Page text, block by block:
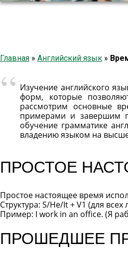
Главная » Английский язык »
Изучение английского
форм, которые
рассмотрим основные
примерами и завершим
обучение грамматике
владению языком на
ПРОСТОЕ
Простое настоящее время
Структура: S/He/It + V1 (для всех
Пример: I work in an office. (Я
ПРОШЕДШЕЕ